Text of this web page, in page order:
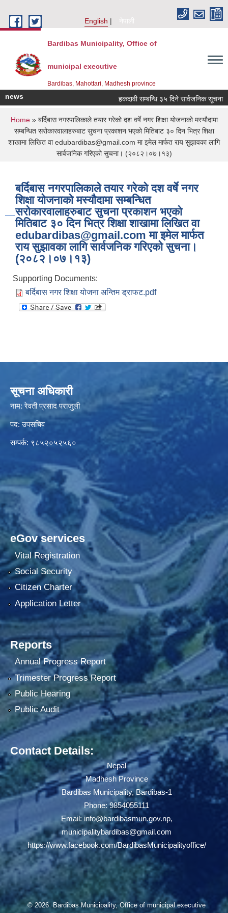
English
नेपाली
Bardibas Municipality, Office of
municipal executive
Bardibas, Mahottari, Madhesh province
news हकदावी सम्बन्धि ३५ दिने सार्वजनिक सूचना
You are here
Home» बर्दिबास नगरपालिकाले तयार गरेको दश वर्षे नगर शिक्षा योजनाको मस्याैदामा
सम्बन्धित सरोकारवालाहरुबाट सुचना प्रकाशन भएको मितिबाट ३० दिन भित्र शिक्षा
शाखामा लिखित वा edubardibas@gmail.com मा इमेल मार्फत राय सुझावका लागि
सार्वजनिक गरिएको सुचना। (२०८२।०७।१३)
बर्दिबास नगरपालिकाले तयार गरेको दश वर्षे नगर
शिक्षा योजनाको मस्याैदामा सम्बन्धित
सरोकारवालाहरुबाट सुचना प्रकाशन भएको
मितिबाट ३० दिन भित्र शिक्षा शाखामा लिखित वा
edubardibas@gmail.com मा इमेल मार्फत
राय सुझावका लागि सार्वजनिक गरिएको सुचना।
(२०८२।०७।१३)
Supporting Documents:
बर्दिबास नगर शिक्षा योजना अन्तिम ड्राफट.pdf
सूचना अधिकारी
नाम: रेवती प्रसाद पराजुली
पद: उपसचिव
सम्पर्क: ९८५२०५२५६०
eGov services
Vital Registration
Social Security
Citizen Charter
Application Letter
Reports
Annual Progress Report
Trimester Progress Report
Public Hearing
Public Audit
Contact Details:
Nepal
Madhesh Province
Bardibas Municipality, Bardibas-1
Phone: 9854055111
Email: info@bardibasmun.gov.np,
municipalitybardibas@gmail.com
https://www.facebook.com/BardibasMunicipalityoffice/
© 2026 Bardibas Municipality, Office of municipal executive